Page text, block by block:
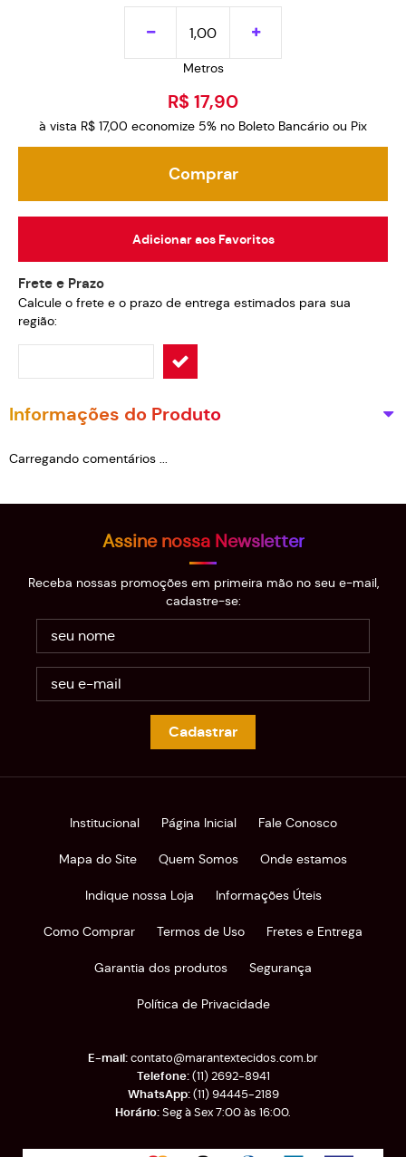
Metros
R$ 17,90
à vista R$ 17,00 economize 5% no Boleto Bancário ou Pix
Comprar
Adicionar aos Favoritos
Frete e Prazo
Calcule o frete e o prazo de entrega estimados para sua
região:
Informações do Produto
Carregando comentários ...
Assine nossa Newsletter
Receba nossas promoções em primeira mão no seu e-mail,
cadastre-se:
Cadastrar
Institucional Página Inicial Fale Conosco
Mapa do Site Quem Somos Onde estamos
Indique nossa Loja Informações Úteis
Como Comprar Termos de Uso Fretes e Entrega
Garantia dos produtos Segurança
Política de Privacidade
(11)2692-8941
(11)94445-2189
Seg à Sex 7:00 às 16:00.
contato@marantextecidos.com.br